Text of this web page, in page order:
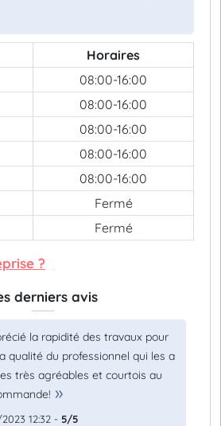
Horaires
08:00-16:00
08:00-16:00
08:00-16:00
08:00-16:00
08:00-16:00
Fermé
Fermé
?
derniers avis
la rapidité des travaux pour
qualité du professionnel qui les a
très agréables et courtois au
12:32 - 5/5